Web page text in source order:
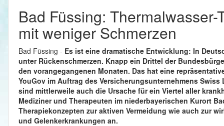
Bad Füssing:
mit weniger Schmerzen
Bad Füssing - Es ist eine dramatische Entwicklung: In
unter Rückenschmerzen. Knapp ein Drittel der
den vorangegangenen Monaten. Das hat eine
YouGov im Auftrag des Versicherungsunternehmens
sind mittlerweile auch die Ursache für ein Viertel aller
Mediziner und Therapeuten im niederbayerischen Kurort
Therapiekonzepten zur aktiven Vermeidung wie auch zur
und Gelenkerkrankungen an.